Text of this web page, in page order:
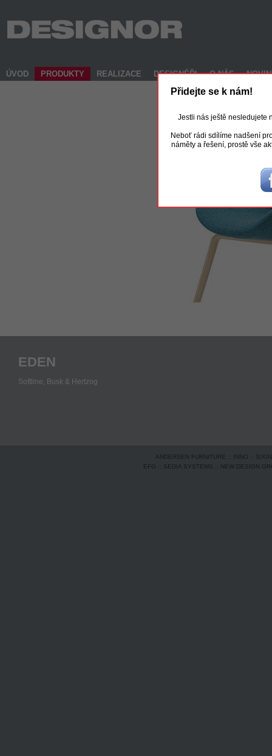
ÚVOD PRODUKTY REALIZACE DESIGNÉŘI O NÁS
EDEN
Softline, Busk & Hertzog
ANDERSEN FURNITURE :: INNO ::
EFG :: SEDIA SYSTEMS :: NEW DESIGN
Přidejte se k nám!
Jestli nás ještě nesledujete
Neboť rádi sdílíme nadšení
náměty a řešení, prostě vše